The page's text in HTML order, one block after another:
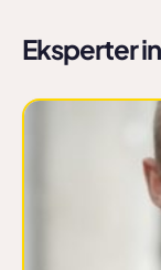
Eksperter